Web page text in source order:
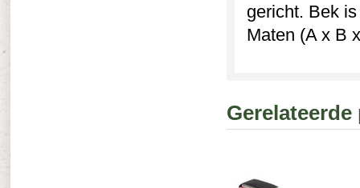
gericht. Bek
Maten (A x B